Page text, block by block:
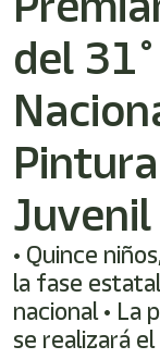
Este
acceso
directo
lector
de
pantalla
para
ayudarle
navegar
interactuar
del
• Quince
la fase
nacional • La
se realizará